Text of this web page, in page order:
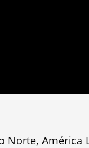
América